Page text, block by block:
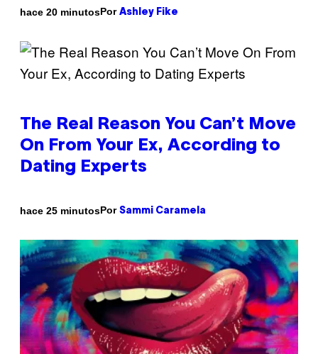
hace 20 minutosPor Ashley Fike
The Real Reason You Can’t Move
On From Your Ex, According to
Dating Experts
hace 25 minutosPor Sammi Caramela